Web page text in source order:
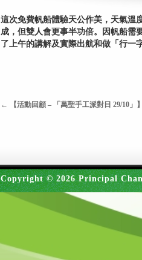
這次免費帆船體驗天公作美，天氣溫
成，但雙人會更事半功倍。因帆船需
了上午的講解及實際出航和做「行一
← 【活動回顧 – 「萬聖手工派對日 29/10」】
Copyright © 2026 Principal